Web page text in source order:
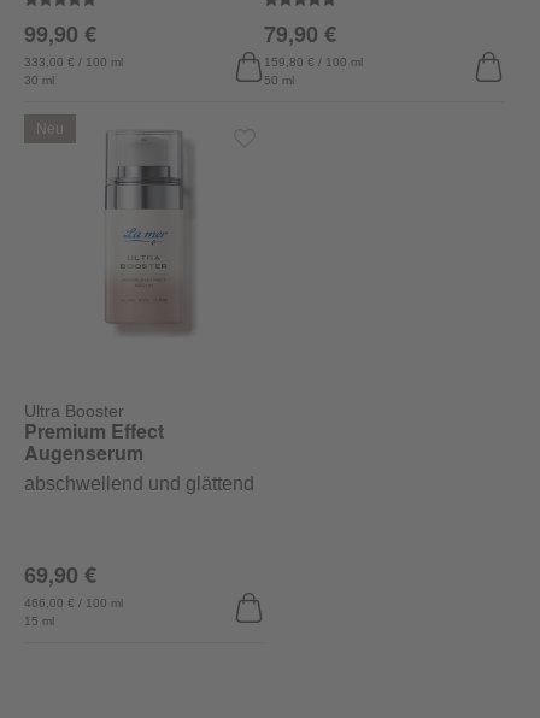
Durchschnittliche Bewertung von 5 von 5 Sternen
30 ml
333,00 € / 100 ml
99,90 €
Durchschnittliche Bewertung
50 ml
159,80 € / 100 ml
79,90 €
Neu
Ultra Booster
Premium Effect
Augenserum
abschwellend und glättend
15 ml
466,00 € / 100 ml
69,90 €